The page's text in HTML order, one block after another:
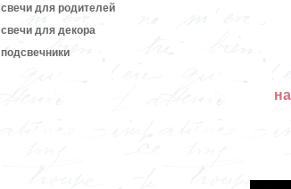
свечи для родителей
свечи для декора
подсвечники